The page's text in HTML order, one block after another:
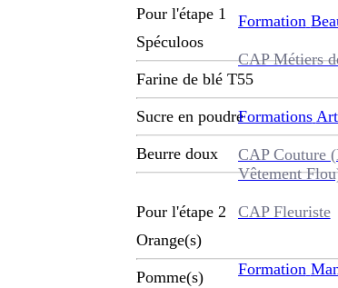
Formation
CAP Métiers
Formations
CAP Couture
Vêtement
CAP Fleuriste
Formation
Pour l'étape 1
Spéculoos
Farine de blé T55
Sucre en poudre
Beurre doux
Pour l'étape 2
Orange(s)
Pomme(s)